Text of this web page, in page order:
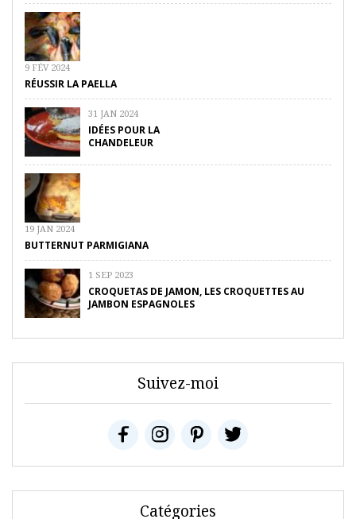
9 FÉV 2024
RÉUSSIR LA PAELLA
31 JAN 2024
IDÉES POUR LA
CHANDELEUR
19 JAN 2024
BUTTERNUT PARMIGIANA
1 SEP 2023
CROQUETAS DE JAMON, LES CROQUETTES AU
JAMBON ESPAGNOLES
Suivez-moi
Catégories